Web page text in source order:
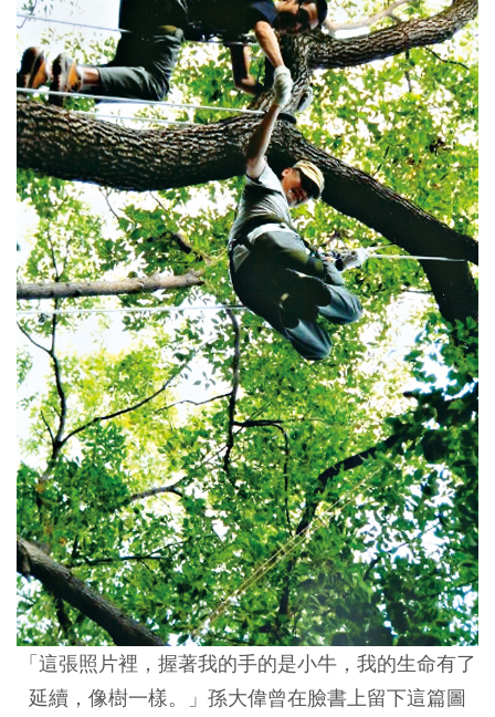
「這張照片裡，握著我的手的是小牛，我的生命有了
延續，像樹一樣。」孫大偉曾在臉書上留下這篇圖